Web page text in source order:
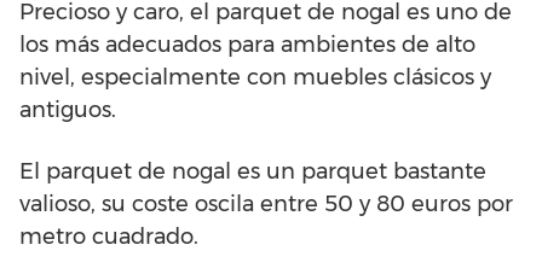
Precioso y caro, el parquet de nogal es uno de
los más adecuados para ambientes de alto
nivel, especialmente con muebles clásicos y
antiguos.
El parquet de nogal es un parquet bastante
valioso, su coste oscila entre 50 y 80 euros por
metro cuadrado.